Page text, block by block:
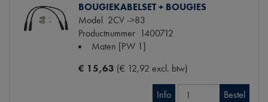
BOUGIEKABELSET + BOUGIES
Model 2CV ->83
Productnummer 1400712
Maten [PW 1]
€ 15,63 (€ 12,92 excl. btw)
Info Bestel